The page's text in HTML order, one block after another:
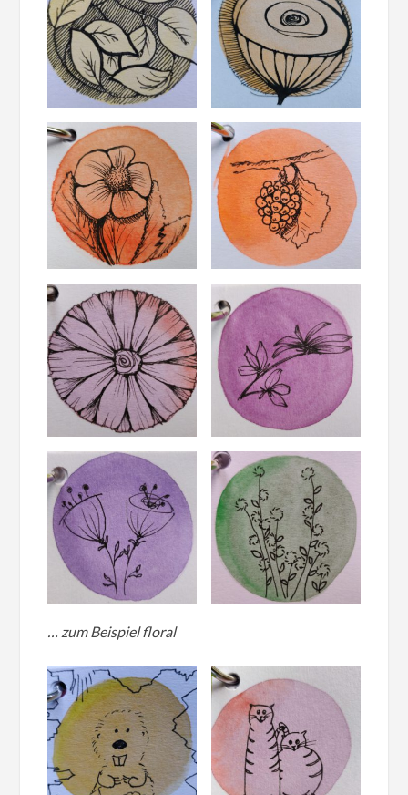
… zum Beispiel floral